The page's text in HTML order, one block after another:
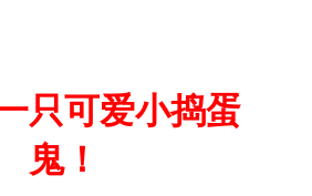
只可爱小捣蛋
鬼！